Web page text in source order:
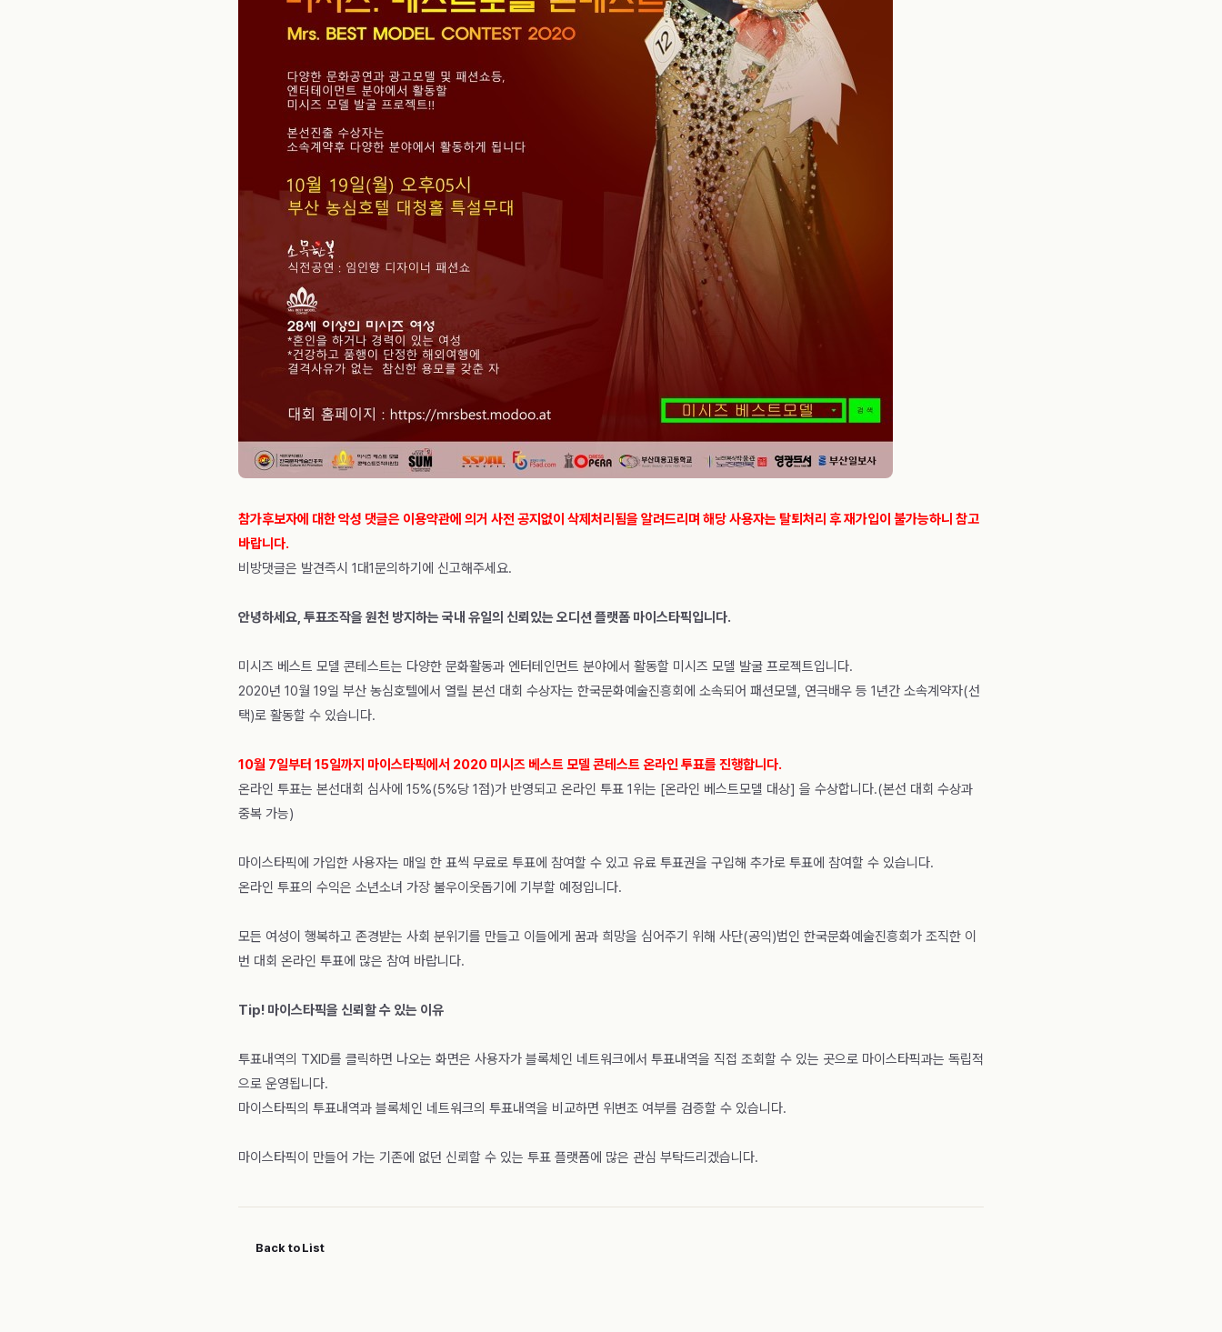
참가후보자에 대한 악성 댓글은 이용약관에 의거 사전 공지없이 삭제처리됨을 알려드리며 해당 사용자는 탈퇴처리 후 재가입이 불가능하니 참고
바랍니다.
비방댓글은 발견즉시 1대1문의하기에 신고해주세요.
안녕하세요, 투표조작을 원천 방지하는 국내 유일의 신뢰있는 오디션 플랫폼 마이스타픽입니다.
미시즈 베스트 모델 콘테스트는 다양한 문화활동과 엔터테인먼트 분야에서 활동할 미시즈 모델 발굴 프로젝트입니다.
2020년 10월 19일 부산 농심호텔에서 열릴 본선 대회 수상자는 한국문화예술진흥회에 소속되어 패션모델, 연극배우 등 1년간 소속계약자(선
택)로 활동할 수 있습니다.
10월 7일부터 15일까지 마이스타픽에서 2020 미시즈 베스트 모델 콘테스트 온라인 투표를 진행합니다.
온라인 투표는 본선대회 심사에 15%(5%당 1점)가 반영되고 온라인 투표 1위는 [온라인 베스트모델 대상] 을 수상합니다.(본선 대회 수상과
중복 가능)
마이스타픽에 가입한 사용자는 매일 한 표씩 무료로 투표에 참여할 수 있고 유료 투표권을 구입해 추가로 투표에 참여할 수 있습니다.
온라인 투표의 수익은 소년소녀 가장 불우이웃돕기에 기부할 예정입니다.
모든 여성이 행복하고 존경받는 사회 분위기를 만들고 이들에게 꿈과 희망을 심어주기 위해 사단(공익)법인 한국문화예술진흥회가 조직한 이
번 대회 온라인 투표에 많은 참여 바랍니다.
Tip! 마이스타픽을 신뢰할 수 있는 이유
투표내역의 TXID를 클릭하면 나오는 화면은 사용자가 블록체인 네트워크에서 투표내역을 직접 조회할 수 있는 곳으로 마이스타픽과는 독립적
으로 운영됩니다.
마이스타픽의 투표내역과 블록체인 네트워크의 투표내역을 비교하면 위변조 여부를 검증할 수 있습니다.
마이스타픽이 만들어 가는 기존에 없던 신뢰할 수 있는 투표 플랫폼에 많은 관심 부탁드리겠습니다.
Back to List